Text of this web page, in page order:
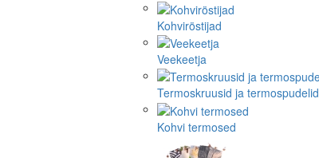
Kohviröstijad
Veekeetja
Termoskruusid ja termospudelid
Kohvi termosed